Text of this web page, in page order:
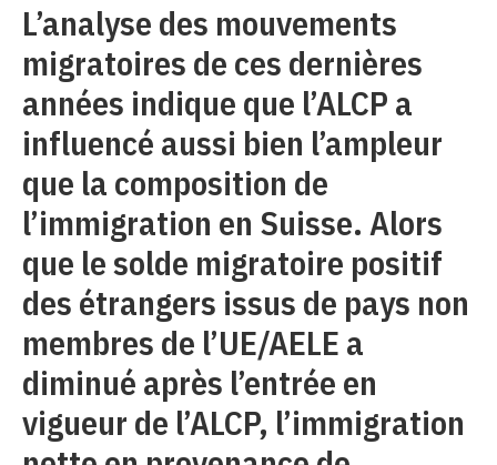
L’analyse des mouvements
migratoires de ces dernières
années indique que l’ALCP a
influencé aussi bien l’ampleur
que la composition de
l’immigration en Suisse. Alors
que le solde migratoire positif
des étrangers issus de pays non
membres de l’UE/AELE a
diminué après l’entrée en
vigueur de l’ALCP, l’immigration